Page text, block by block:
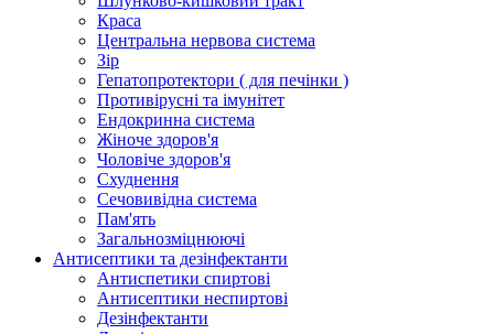
Краса
Центральна нервова система
Зір
Гепатопротектори ( для печінки )
Противірусні та імунітет
Ендокринна система
Жіноче здоров'я
Чоловіче здоров'я
Схуднення
Сечовивідна система
Пам'ять
Загальнозміцнюючі
Антисептики та дезінфектанти
Антиспетики спиртові
Антисептики неспиртові
Дезінфектанти